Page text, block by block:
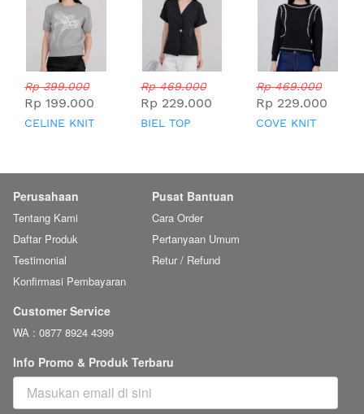
Rp 399.000
Rp 199.000
CELINE KNIT
Rp 469.000
Rp 229.000
BIEL TOP
Rp 469.000
Rp 229.000
COVE KNIT
Perusahaan
Tentang Kami
Daftar Produk
Testimonial
Konfirmasi Pembayaran
Pusat Bantuan
Cara Order
Pertanyaan Umum
Retur / Refund
Customer Service
WA : 0877 8924 4399
Info Promo & Produk Terbaru